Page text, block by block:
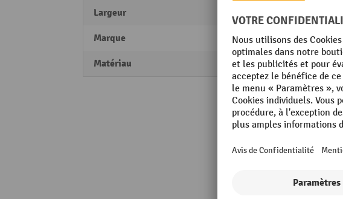
Largeur
Marque ALPHA Paletten
Matériau Polypropylène (PP)